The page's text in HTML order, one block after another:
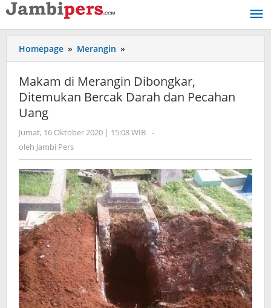
Lewati
ke
konten
Homepage » Merangin »
di
Merangin
Dibongkar,
Ditemukan
dan
Uang
Makam di Merangin Dibongkar,
Ditemukan Bercak Darah dan Pecahan
Uang
Jumat, 16 Oktober 2020 | 15:08 WIB oleh
-
oleh Jambi Pers